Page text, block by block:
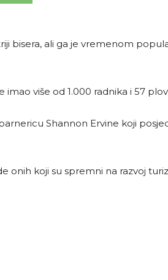
bisera, ali ga je vremenom
više od 1.000 radnika i 57
Shannon Ervine koji
koji su spremni na razvoj